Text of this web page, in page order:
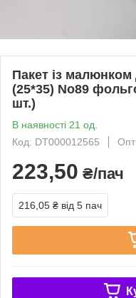
Пакет із малюнком
(25*35) No89
шт.)
В наявності 21 од.
Код: DT000012565
Опт
223,50 ₴/пач
216,05 ₴ від 5 пач